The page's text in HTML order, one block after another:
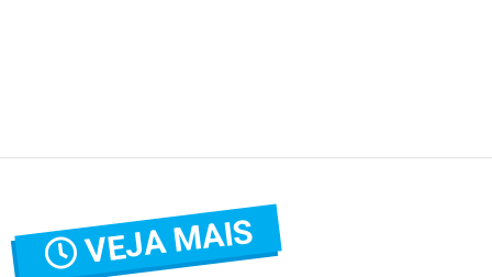
VEJA MAIS